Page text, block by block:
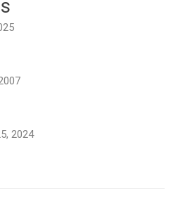
2024